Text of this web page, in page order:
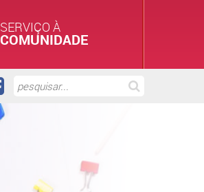
SERVIÇO À
COMUNIDADE